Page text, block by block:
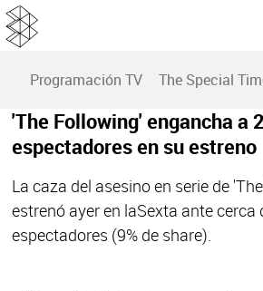
Programación TV The Special
'The Following' engancha a
espectadores en su estreno
La caza del asesino en serie de
estrenó ayer en laSexta ante cerca
espectadores (9% de share).